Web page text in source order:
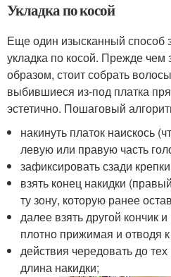
Укладка по косой
Еще один изысканный способ
укладка по косой. Прежде чем
образом, стоит собрать
выбившиеся из-под платка
эстетично. Пошаговый
накинуть платок наискось
левую или правую часть
зафиксировать сзади
взять конец накидки
ту зону, которую ранее
далее взять другой кончик
плотно прижимая и отводя
действия чередовать до
длина накидки;